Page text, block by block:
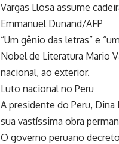
Vargas Llosa assume
Emmanuel Dunand/AFP
“Um gênio das letras” e
Nobel de Literatura Mario
nacional, ao exterior.
Luto nacional no Peru
A presidente do Peru,
sua vastíssima obra
O governo peruano